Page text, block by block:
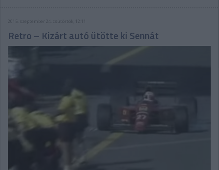
2015. szeptember 24. csütörtök, 12:11
Retro – Kizárt autó ütötte ki Sennát